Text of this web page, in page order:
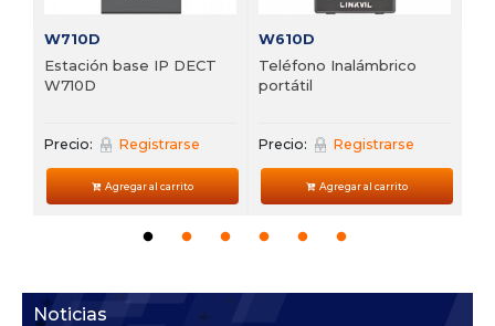
W710D
Estación base IP DECT
W710D
Precio: Registrarse
Agregar al carrito
W610D
Teléfono Inalámbrico
portátil
Precio: Registrarse
Agregar al carrito
Noticias